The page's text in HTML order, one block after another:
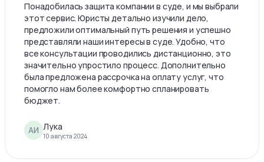
Понадобилась защита компании в суде, и мы выбрали
этот сервис. Юристы детально изучили дело,
предложили оптимальный путь решения и успешно
представляли наши интересы в суде. Удобно, что
все консультации проводились дистанционно, это
значительно упростило процесс. Дополнительно
была предложена рассрочка на оплату услуг, что
помогло нам более комфортно спланировать
бюджет.
АИ Лука
10 августа 2024